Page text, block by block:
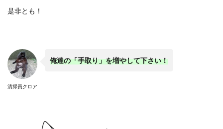
是非とも！
清掃員クロア
俺達の「手取り」を増やして下さい！